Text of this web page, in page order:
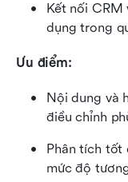
Kết nối CRM
dụng trong
Ưu điểm:
Nội dung và
điều chỉnh
Phân tích tốt
mức độ